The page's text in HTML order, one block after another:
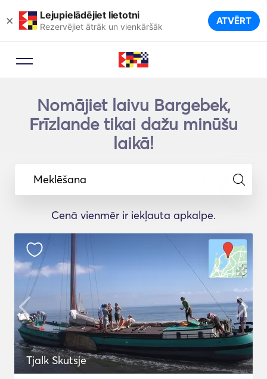
× Lejupielādējiet lietotni
Rezervējiet ātrāk un vienkāršāk ATVĒRT
Nomājiet laivu Bargebek,
Frīzlande tikai dažu minūšu
laikā!
Meklēšana
Cenā vienmēr ir iekļauta apkalpe.
Tjalk Skutsje